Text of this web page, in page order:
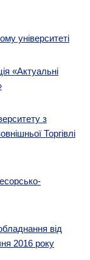
університеті
«Актуальні
з
Торгівлі
від
2016 року